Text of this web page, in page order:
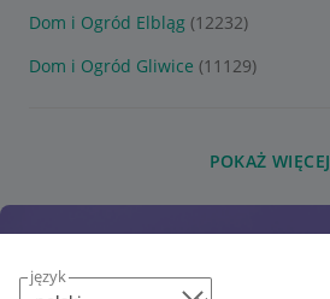
język
Dom i Ogród Elbląg (12232)
Dom i Ogród Gliwice (11129)
POKAŻ WIĘCEJ